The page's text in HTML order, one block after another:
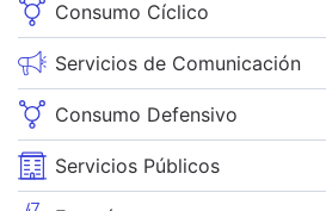
Consumo Cíclico
Servicios de Comunicación
Consumo Defensivo
Servicios Públicos